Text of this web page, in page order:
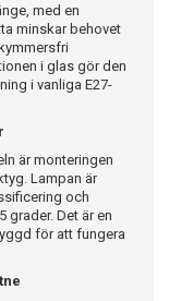
med en
minskar behovet
i glas gör den
i vanliga E27-
är monteringen
Lampan är
och
grader. Det är en
för att fungera